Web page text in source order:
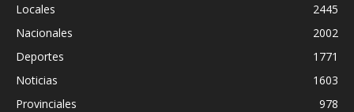
Locales
2445
Nacionales
2002
Deportes
1771
Noticias
1603
Provinciales
978